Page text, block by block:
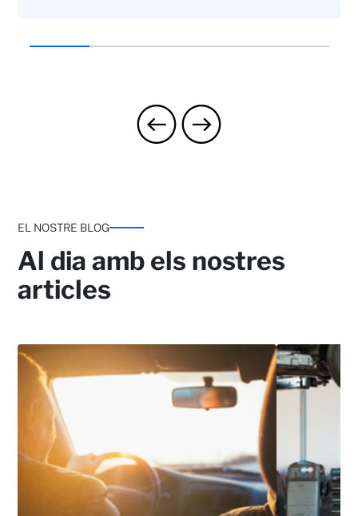
Danys propis
EL NOSTRE BLOG
Al dia amb els nostres
articles